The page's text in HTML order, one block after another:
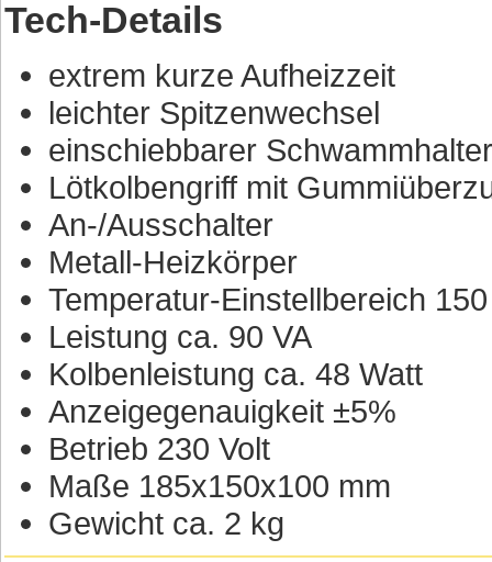
Tech-Details
extrem kurze Aufheizzeit
leichter Spitzenwechsel
einschiebbarer Schwammhalter
Lötkolbengriff mit
An-/Ausschalter
Metall-Heizkörper
Temperatur-Einstellbereich
Leistung ca. 90 VA
Kolbenleistung ca. 48 Watt
Anzeigegenauigkeit ±5%
Betrieb 230 Volt
Maße 185x150x100 mm
Gewicht ca. 2 kg